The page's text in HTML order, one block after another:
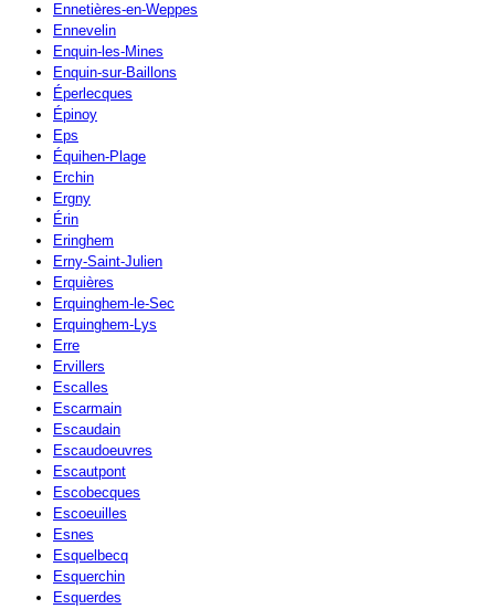
Ennetières-en-Weppes
Ennevelin
Enquin-les-Mines
Enquin-sur-Baillons
Éperlecques
Épinoy
Eps
Équihen-Plage
Erchin
Ergny
Érin
Eringhem
Erny-Saint-Julien
Erquières
Erquinghem-le-Sec
Erquinghem-Lys
Erre
Ervillers
Escalles
Escarmain
Escaudain
Escaudoeuvres
Escautpont
Escobecques
Escoeuilles
Esnes
Esquelbecq
Esquerchin
Esquerdes